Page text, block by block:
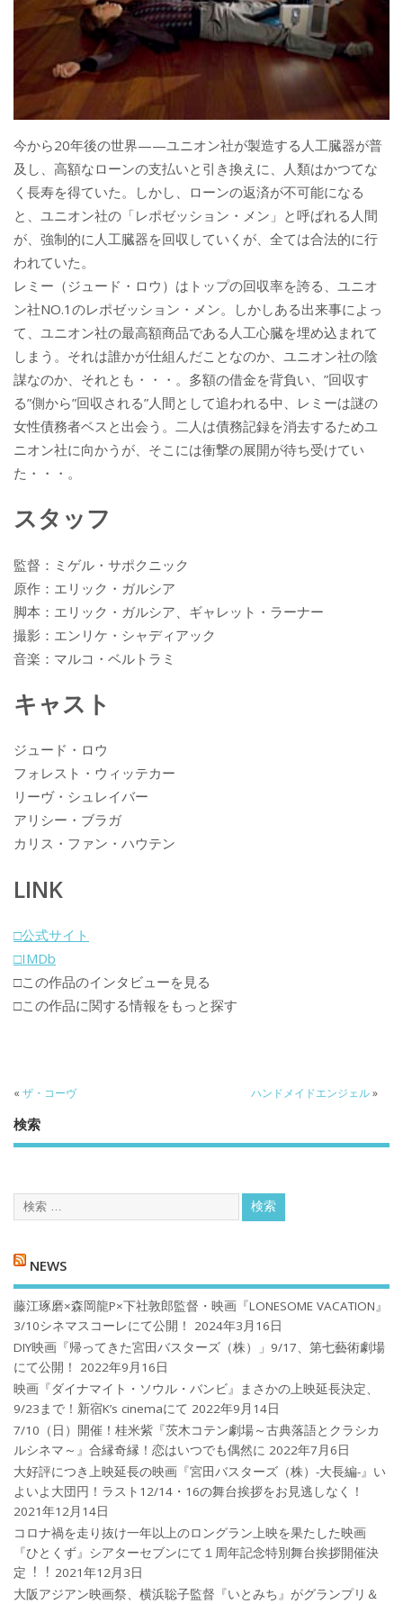
今から20年後の世界——ユニオン社が製造する人工臓器が普
及し、高額なローンの支払いと引き換えに、人類はかつてな
く長寿を得ていた。しかし、ローンの返済が不可能になる
と、ユニオン社の「レポゼッション・メン」と呼ばれる人間
が、強制的に人工臓器を回収していくが、全ては合法的に行
われていた。
レミー（ジュード・ロウ）はトップの回収率を誇る、ユニオ
ン社NO.1のレポゼッション・メン。しかしある出来事によっ
て、ユニオン社の最高額商品である人工心臓を埋め込まれて
しまう。それは誰かが仕組んだことなのか、ユニオン社の陰
謀なのか、それとも・・・。多額の借金を背負い、”回収す
る”側から”回収される”人間として追われる中、レミーは謎の
女性債務者ベスと出会う。二人は債務記録を消去するためユ
ニオン社に向かうが、そこには衝撃の展開が待ち受けてい
た・・・。
スタッフ
監督：ミゲル・サポクニック
原作：エリック・ガルシア
脚本：エリック・ガルシア、ギャレット・ラーナー
撮影：エンリケ・シャディアック
音楽：マルコ・ベルトラミ
キャスト
ジュード・ロウ
フォレスト・ウィッテカー
リーヴ・シュレイバー
アリシー・ブラガ
カリス・ファン・ハウテン
LINK
□公式サイト
□IMDb
□この作品のインタビューを見る
□この作品に関する情報をもっと探す
« ザ・コーヴ ハンドメイドエンジェル»
検索
NEWS
藤江琢磨×森岡龍P×下社敦郎監督・映画『LONESOME VACATION』
3/10シネマスコーレにて公開！
2024年3月16日
DIY映画『帰ってきた宮田バスターズ（株）」9/17、第七藝術劇場
にて公開！
2022年9月16日
映画『ダイナマイト・ソウル・バンビ』まさかの上映延長決定、
9/23まで！新宿K’s cinemaにて 2022年9月14日
7/10（日）開催！桂米紫『茨木コテン劇場～古典落語とクラシカ
ルシネマ～』合縁奇縁！恋はいつでも偶然に 2022年7月6日
大好評につき上映延長の映画『宮田バスターズ（株）-大長編-』い
よいよ大団円！ラスト12/14・16の舞台挨拶をお見逃しなく！
2021年12月14日
コロナ禍を⾛り抜け⼀年以上のロングラン上映を果たした映画
『ひとくず』シアターセブンにて１周年記念特別舞台挨拶開催決
定︕︕ 2021年12月3日
大阪アジアン映画祭、横浜聡子監督『いとみち』がグランプリ＆